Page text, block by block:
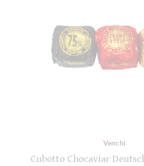
Venchi
Cubotto Chocaviar